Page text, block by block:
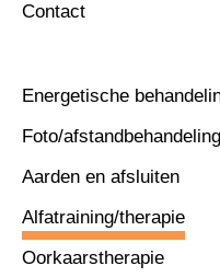
Contact
Energetische
Foto/afstandbehandeling
Aarden en afsluiten
Alfatraining/therapie
Oorkaarstherapie